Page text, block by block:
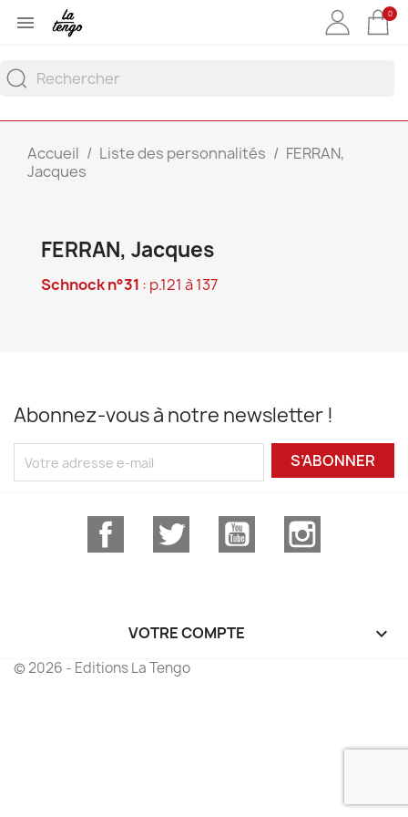
 0
Accueil Liste des personnalités
FERRAN,
Jacques
FERRAN, Jacques
Schnock n°31 : p.121 à 137
Abonnez-vous à notre newsletter !
S’ABONNER
Facebook Twitter YouTube
VOTRE COMPTE 
© 2026 - Editions La Tengo